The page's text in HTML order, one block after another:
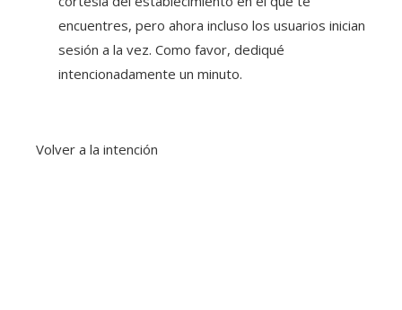
encuentres, pero ahora incluso los usuarios inician
sesión a la vez. Como favor, dediqué
intencionadamente un minuto.
Volver a la intención